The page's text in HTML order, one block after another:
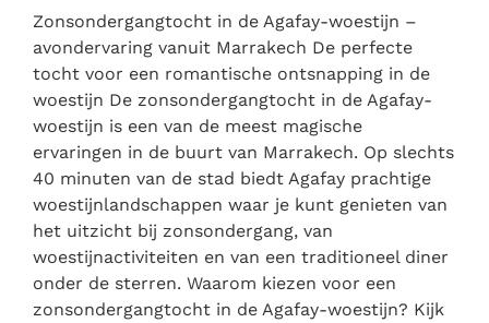
Zonsondergangtocht in de Agafay-woestijn –
avondervaring vanuit Marrakech De perfecte
tocht voor een romantische ontsnapping in de
woestijn De zonsondergangtocht in de Agafay-
woestijn is een van de meest magische
ervaringen in de buurt van Marrakech. Op slechts
40 minuten van de stad biedt Agafay prachtige
woestijnlandschappen waar je kunt genieten van
het uitzicht bij zonsondergang, van
woestijnactiviteiten en van een traditioneel diner
onder de sterren. Waarom kiezen voor een
zonsondergangtocht in de Agafay-woestijn? Kijk